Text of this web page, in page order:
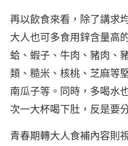
再以飲食來看，除了講求
大人也可多食用鋅含量高
蛤、蝦子、牛肉、豬肉、
類、糙米、核桃、芝麻等
南瓜子等。同時，多喝水
次一大杯喝下肚，反是要
青春期轉大人食補內容則